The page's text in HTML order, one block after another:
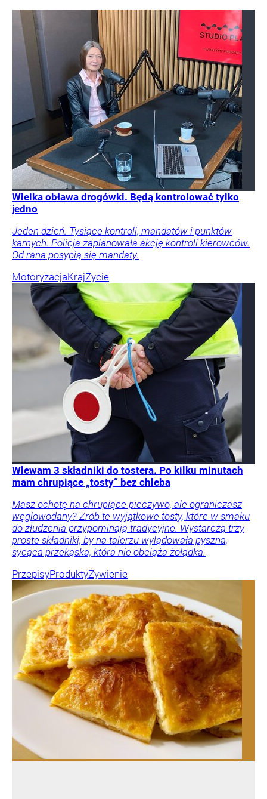
Wielka obława drogówki. Będą kontrolować tylko
jedno
Jeden dzień. Tysiące kontroli, mandatów i punktów
karnych. Policja zaplanowała akcję kontroli kierowców.
Od rana posypią się mandaty.
MotoryzacjaKrajŻycie
Wlewam 3 składniki do tostera. Po kilku minutach
mam chrupiące „tosty” bez chleba
Masz ochotę na chrupiące pieczywo, ale ograniczasz
węglowodany? Zrób te wyjątkowe tosty, które w smaku
do złudzenia przypominają tradycyjne. Wystarczą trzy
proste składniki, by na talerzu wylądowała pyszna,
sycąca przekąska, która nie obciąża żołądka.
PrzepisyProduktyŻywienie